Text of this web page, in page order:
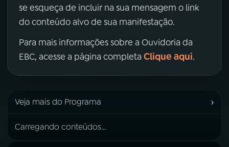
se esqueça de incluir na sua mensagem o link
do conteúdo alvo de sua manifestação.
Para mais informações sobre a Ouvidoria da
EBC, acesse a página completa Clique aqui.
Veja mais do Programa ›
Carregando conteúdos...